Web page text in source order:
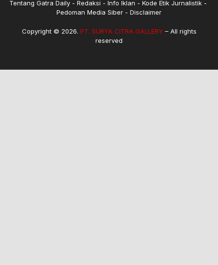
Tentang Gatra Daily Redaksi Info Iklan
Kode Etik Jurnalistik
Pedoman Media Siber
Disclaimer
Copyright © 2026. PT. SURYA CITRA GALLERY– All rights
reserved